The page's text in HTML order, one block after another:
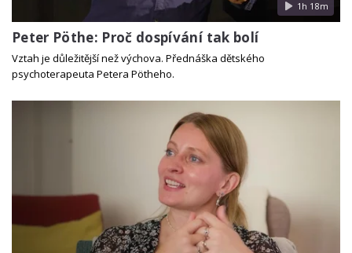
1h 18m
Peter Pöthe: Proč dospívání tak bolí
Vztah je důležitější než výchova. Přednáška dětského
psychoterapeuta Petera Pötheho.